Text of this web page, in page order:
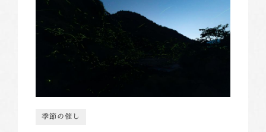
季節の催し